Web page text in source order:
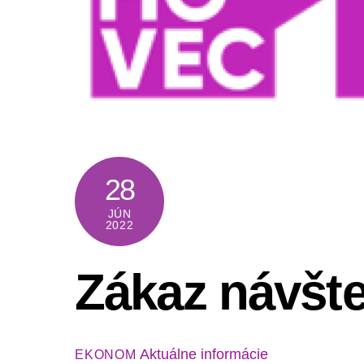
28
JÚN
2022
Zákaz
EKONOM Aktuálne informácie